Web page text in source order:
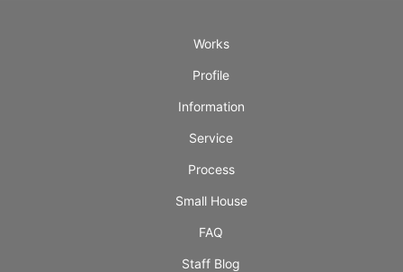
Works
Profile
Information
Service
Process
Small House
FAQ
Staff Blog